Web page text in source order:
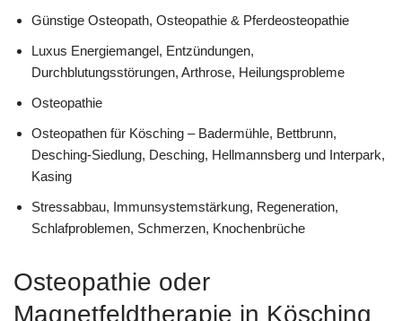
Günstige Osteopath, Osteopathie & Pferdeosteopathie
Luxus Energiemangel, Entzündungen,
Durchblutungsstörungen, Arthrose, Heilungsprobleme
Osteopathie
Osteopathen für Kösching – Badermühle, Bettbrunn,
Desching-Siedlung, Desching, Hellmannsberg und Interpark,
Kasing
Stressabbau, Immunsystemstärkung, Regeneration,
Schlafproblemen, Schmerzen, Knochenbrüche
Osteopathie oder
Magnetfeldtherapie in Kösching